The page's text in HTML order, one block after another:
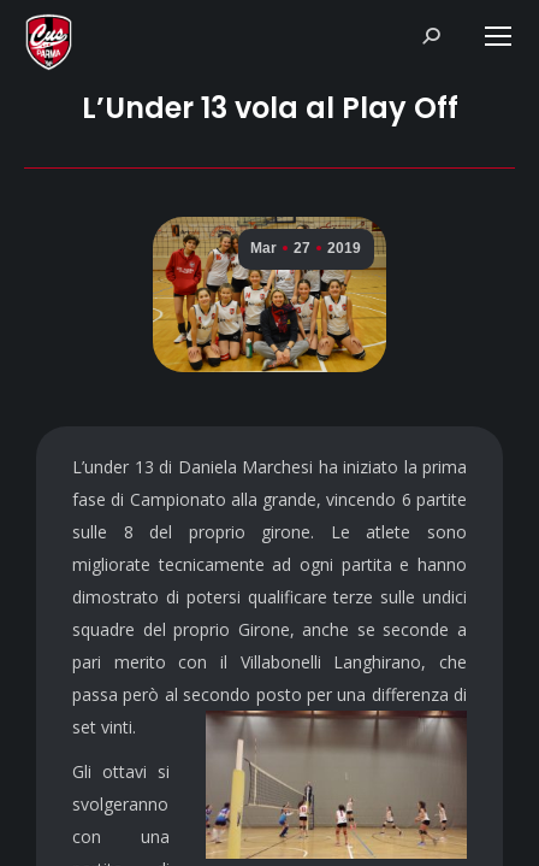
Search:
L’Under 13 vola al Play Off
Mar 27 2019
L’under 13 di Daniela Marchesi ha iniziato la prima
fase di Campionato alla grande, vincendo 6 partite
sulle 8 del proprio girone. Le atlete sono
migliorate tecnicamente ad ogni partita e hanno
dimostrato di potersi qualificare terze sulle undici
squadre del proprio Girone, anche se seconde a
pari merito con il Villabonelli Langhirano, che
passa però al secondo posto per una differenza di
set vinti.
Gli ottavi si
svolgeranno
con una